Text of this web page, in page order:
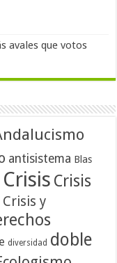
avales que votos
antisistema Blas
Crisis Crisis
Crisis y
diversidad doble